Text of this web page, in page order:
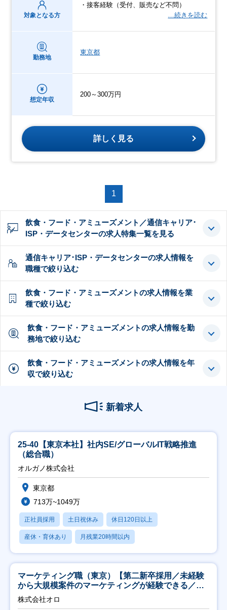
対象となる方
・接客経験（受付、販売など不問）
…続きを読む
勤務地
東京都
想定年収
200～300万円
詳しく見る
1
飲食・フード・アミューズメント／通信キャリア･
ISP・データセンターの求人特集一覧を見る
通信キャリア･ISP・データセンターの求人情報を
職種で絞り込む
飲食・フード・アミューズメントの求人情報を業
種で絞り込む
飲食・フード・アミューズメントの求人情報を勤
務地で絞り込む
飲食・フード・アミューズメントの求人情報を年
収で絞り込む
新着求人
25-40【東京本社】社内SE/グローバルIT戦略推進
（総合職）
オルガノ株式会社
東京都
713万~1049万
正社員採用 土日祝休み 休日120日以上
産休・育休あり 月残業20時間以内
マーケティング職（東京）【第二新卒採用／未経験
から大規模案件のマーケティングが経験できる／研
修充実】
株式会社オロ